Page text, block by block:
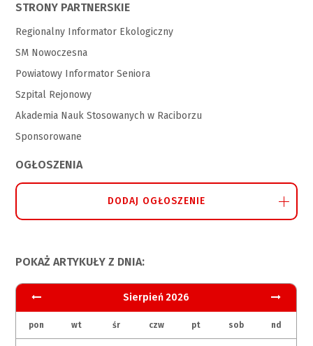
STRONY PARTNERSKIE
Regionalny Informator Ekologiczny
SM Nowoczesna
Powiatowy Informator Seniora
Szpital Rejonowy
Akademia Nauk Stosowanych w Raciborzu
Sponsorowane
OGŁOSZENIA
DODAJ OGŁOSZENIE
POKAŻ ARTYKUŁY Z DNIA:
Sierpień 2026
pon wt śr czw pt sob nd